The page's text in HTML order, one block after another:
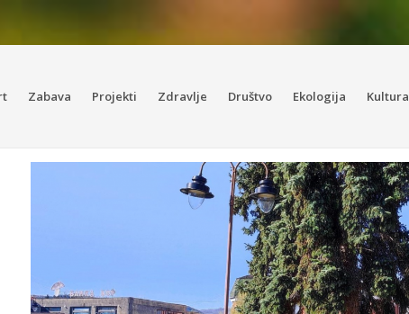
Zabava Projekti Zdravlje Društvo Ekologija Kultura